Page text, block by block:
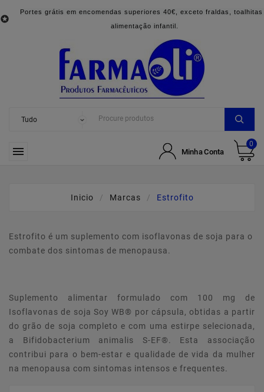

Portes grátis em encomendas superiores 40€, exceto fraldas, toalhitas
alimentação infantil.
 Minha Conta
0
Inicio Marcas Estrofito
Estrofito é um suplemento com isoflavonas de soja para o
combate dos sintomas de menopausa.
Suplemento alimentar formulado com 100 mg de
Isoflavonas de soja Soy WB® por cápsula, obtidas a partir
do grão de soja completo e com uma estirpe selecionada,
a Bifidobacterium animalis S-EF®. Esta associação
contribui para o bem-estar e qualidade de vida da mulher
na menopausa com sintomas intensos e frequentes.